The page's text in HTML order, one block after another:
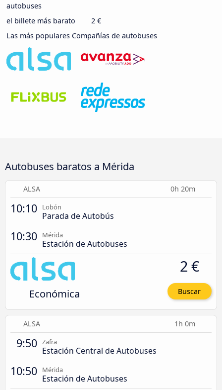
autobuses
el billete más barato
2 €
Las más populares Compañías de autobuses
Autobuses baratos a Mérida
ALSA 0h 20m
10:10 Lobón
Parada de Autobús
10:30 Mérida
Estación de Autobuses
Económica
2 €
Buscar
ALSA 1h 0m
9:50 Zafra
Estación Central de Autobuses
10:50 Mérida
Estación de Autobuses